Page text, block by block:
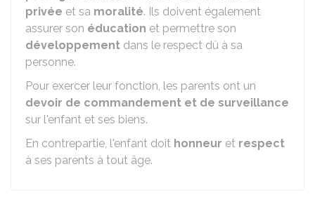
privée et sa moralité. Ils doivent également
assurer son éducation et permettre son
développement dans le respect dû à sa
personne.
Pour exercer leur fonction, les parents ont un
devoir de commandement et de surveillance
sur l'enfant et ses biens.
En contrepartie, l'enfant doit honneur et respect
à ses parents à tout âge.